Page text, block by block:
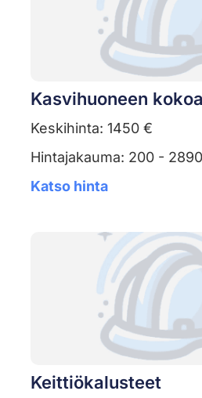
Kasvihuoneen
Keskihinta: 1450 €
Hintajakauma: 200 -
Katso hinta
Keittiökalusteet